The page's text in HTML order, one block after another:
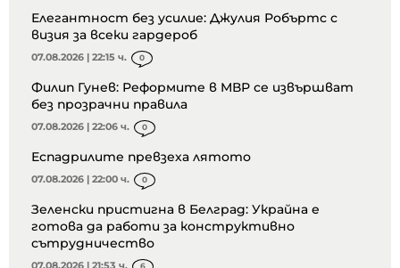
Елегантност без усилие: Джулия Робъртс с
визия за всеки гардероб
07.08.2026 | 22:15 ч. 0
Филип Гунев: Реформите в МВР се извършват
без прозрачни правила
07.08.2026 | 22:06 ч. 0
Еспадрилите превзеха лятото
07.08.2026 | 22:00 ч. 0
Зеленски пристигна в Белград: Украйна е
готова да работи за конструктивно
сътрудничество
6